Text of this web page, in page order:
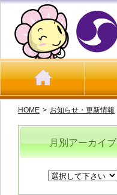
HOME > お知らせ・更新情報
月別アーカイブ